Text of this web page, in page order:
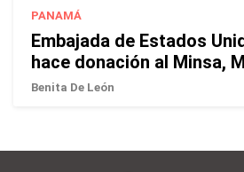
PANAMÁ
Embajada de Estados
hace donación al Minsa,
Benita De León